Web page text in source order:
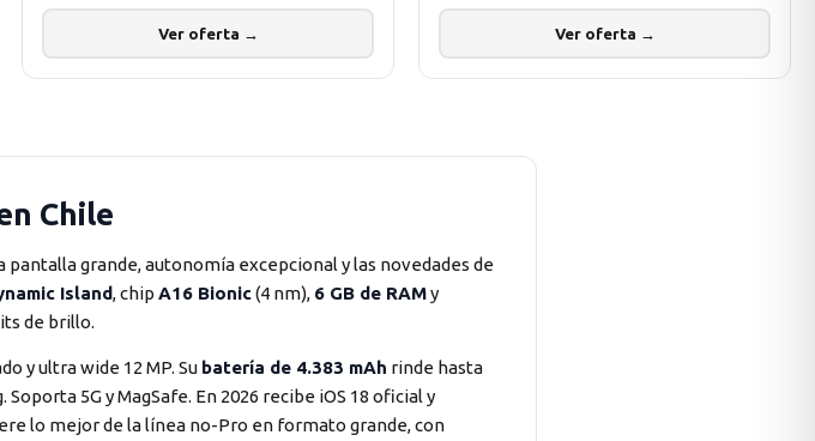
Ver oferta → Ver oferta →
Chile
grande, autonomía excepcional y las novedades de
Island, chip A16 Bionic(4 nm), 6 GB de RAMy
de brillo.
y ultra wide 12 MP. Su batería de 4.383 mAh rinde hasta
5G y MagSafe. En 2026 recibe iOS 18 oficial y
lo mejor de la línea no-Pro en formato grande, con